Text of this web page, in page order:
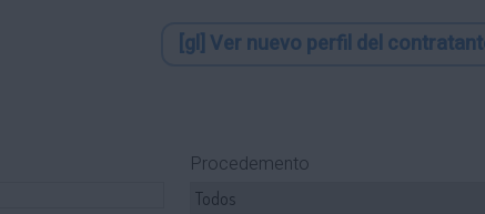
[gl] Ver nuevo perfil del
Procedemento